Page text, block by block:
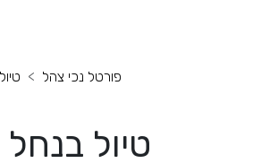
פורטל נכי צהל
טיול